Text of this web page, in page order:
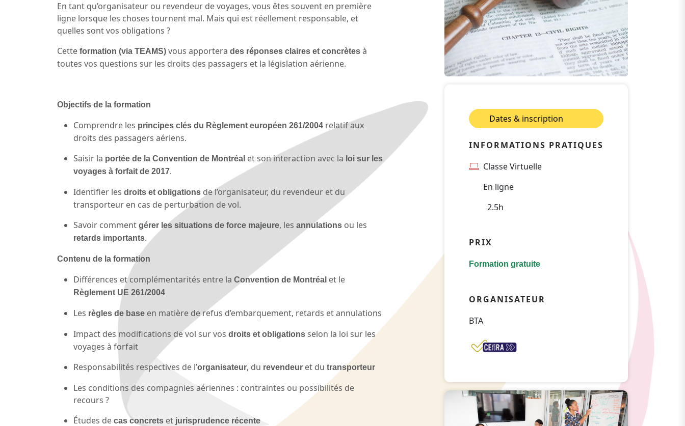
En tant qu’organisateur ou revendeur de voyages, vous êtes souvent en première
ligne lorsque les choses tournent mal. Mais qui est réellement responsable, et
quelles sont vos obligations ?
Cette formation (via TEAMS) vous apportera des réponses claires et concrètes à
toutes vos questions sur les droits des passagers et la législation aérienne.
Objectifs de la formation
Comprendre les principes clés du Règlement européen 261/2004 relatif aux
droits des passagers aériens.
Saisir la portée de la Convention de Montréal et son interaction avec la loi sur les
voyages à forfait de 2017.
Identifier les droits et obligations de l’organisateur, du revendeur et du
transporteur en cas de perturbation de vol.
Savoir comment gérer les situations de force majeure, les annulations ou les
retards importants.
Contenu de la formation
Différences et complémentarités entre la Convention de Montréal et le
Règlement UE 261/2004
Les règles de base en matière de refus d’embarquement, retards et annulations
Impact des modifications de vol sur vos droits et obligations selon la loi sur les
voyages à forfait
Responsabilités respectives de l’organisateur, du revendeur et du transporteur
Les conditions des compagnies aériennes : contraintes ou possibilités de
recours ?
Études de cas concrets et jurisprudence récente
Dates & inscription
INFORMATIONS PRATIQUES
Classe Virtuelle
En ligne
2.5h
PRIX
Formation gratuite
ORGANISATEUR
BTA